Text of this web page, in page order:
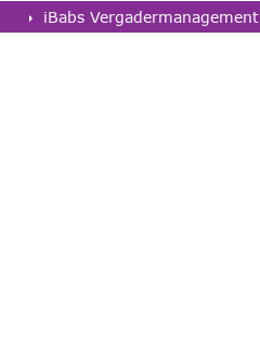
iBabs Vergadermanagement